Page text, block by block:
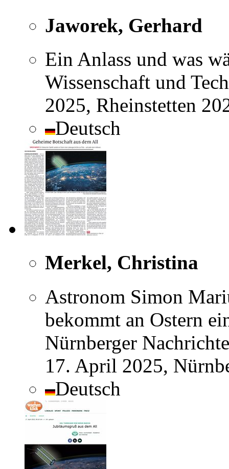
Jaworek, Gerhard
Ein Anlass und was
Wissenschaft und
2025, Rheinstetten
Deutsch
Merkel, Christina
Astronom Simon
bekommt an Ostern
Nürnberger
17. April 2025,
Deutsch